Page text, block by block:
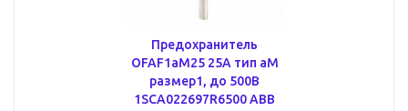
Предохранитель
OFAF1aM25 25A тип аМ
размер1, до 500В
1SCA022697R6500 ABB